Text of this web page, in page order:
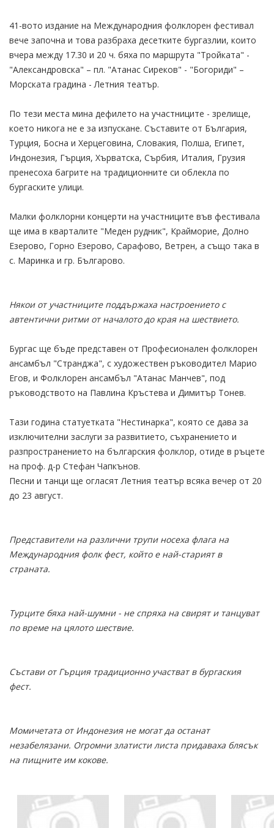
41-вото издание на Международния фолклорен фестивал
вече започна и това разбраха десетките бургазлии, които
вчера между 17.30 и 20 ч. бяха по маршрута "Тройката" -
"Александровска" – пл. "Атанас Сиреков" - "Богориди" –
Морската градина - Летния театър.
По тези места мина дефилето на участниците - зрелище,
което никога не е за изпускане. Съставите от България,
Турция, Босна и Херцеговина, Словакия, Полша, Египет,
Индонезия, Гърция, Хърватска, Сърбия, Италия, Грузия
пренесоха багрите на традиционните си облекла по
бургаските улици.
Малки фолклорни концерти на участниците във фестивала
ще има в кварталите "Меден рудник", Крайморие, Долно
Езерово, Горно Езерово, Сарафово, Ветрен, а също така в
с. Маринка и гр. Българово.
Някои от участниците поддържаха настроението с
автентични ритми от началото до края на шествието.
Бургас ще бъде представен от Професионален фолклорен
ансамбъл "Странджа", с художествен ръководител Марио
Егов, и Фолклорен ансамбъл "Атанас Манчев", под
ръководството на Павлина Кръстева и Димитър Тонев.
Тази година статуетката "Нестинарка", която се дава за
изключителни заслуги за развитието, съхранението и
разпространението на българския фолклор, отиде в ръцете
на проф. д-р Стефан Чапкънов.
Песни и танци ще огласят Летния театър всяка вечер от 20
до 23 август.
Представители на различни трупи носеха флага на
Международния фолк фест, който е най-старият в
страната.
Турците бяха най-шумни - не спряха на свирят и танцуват
по време на цялото шествие.
Състави от Гърция традиционно участват в бургаския
фест.
Момичетата от Индонезия не могат да останат
незабелязани. Огромни златисти листа придаваха блясък
на пищните им кокове.